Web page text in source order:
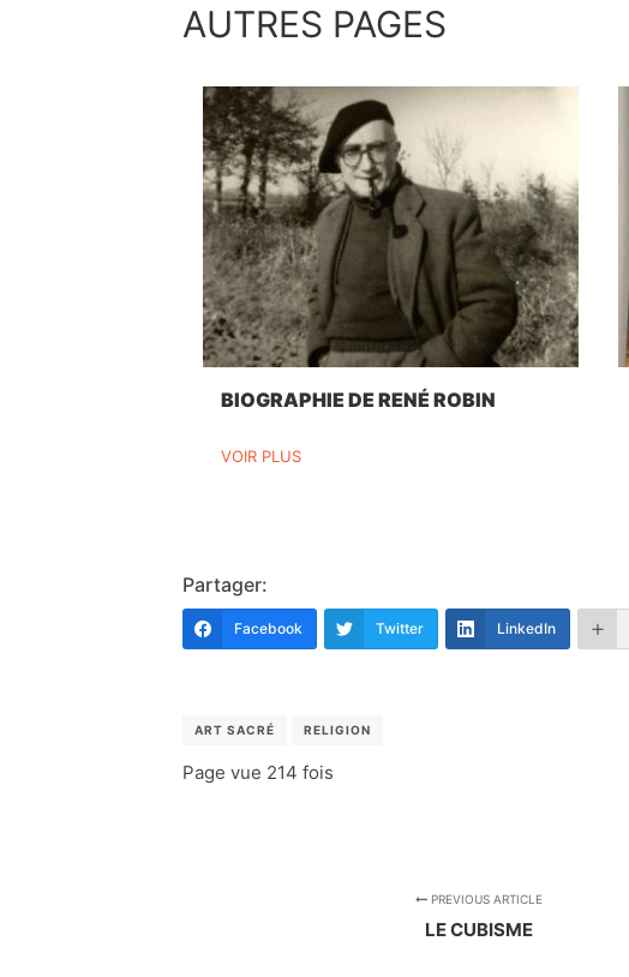
AUTRES PAGES
BIOGRAPHIE DE RENÉ ROBIN
VOIR PLUS
Partager:
Facebook Twitter LinkedIn
ART SACRÉ RELIGION
Page vue 214 fois
PREVIOUS ARTICLE
LE CUBISME